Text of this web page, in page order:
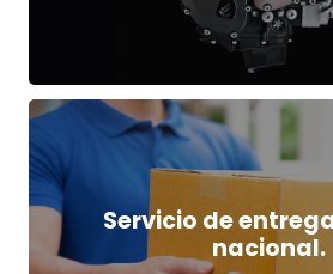
Servicio de
nacional.